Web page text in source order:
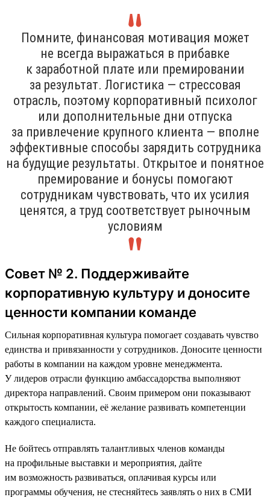
Помните, финансовая мотивация может
не всегда выражаться в прибавке
к заработной плате или премировании
за результат. Логистика — стрессовая
отрасль, поэтому корпоративный психолог
или дополнительные дни отпуска
за привлечение крупного клиента — вполне
эффективные способы зарядить сотрудника
на будущие результаты. Открытое и понятное
премирование и бонусы помогают
сотрудникам чувствовать, что их усилия
ценятся, а труд соответствует рыночным
условиям
Совет № 2. Поддерживайте
корпоративную культуру и доносите
ценности компании команде
Сильная корпоративная культура помогает создавать чувство
единства и привязанности у сотрудников. Доносите ценности
работы в компании на каждом уровне менеджмента.
У лидеров отрасли функцию амбассадорства выполняют
директора направлений. Своим примером они показывают
открытость компании, её желание развивать компетенции
каждого специалиста.
Не бойтесь отправлять талантливых членов команды
на профильные выставки и мероприятия, дайте
им возможность развиваться, оплачивая курсы или
программы обучения, не стесняйтесь заявлять о них в СМИ